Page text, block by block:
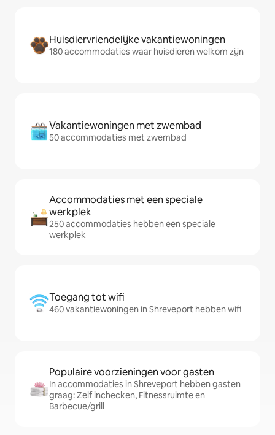
Huisdiervriendelijke vakantiewoningen
180 accommodaties waar huisdieren welkom zijn
Vakantiewoningen met zwembad
50 accommodaties met zwembad
Accommodaties met een speciale
werkplek
250 accommodaties hebben een speciale
werkplek
Toegang tot wifi
460 vakantiewoningen in Shreveport hebben wifi
Populaire voorzieningen voor gasten
In accommodaties in Shreveport hebben gasten
graag: Zelf inchecken, Fitnessruimte en
Barbecue/grill